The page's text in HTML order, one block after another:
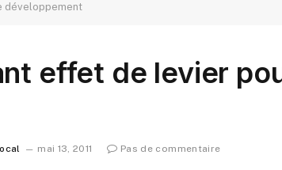
développement
effet de levier
mai 13, 2011 Pas de commentaire